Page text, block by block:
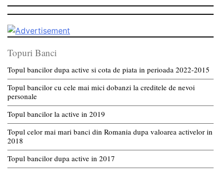
Topuri Banci
Topul bancilor dupa active si cota de piata in perioada 2022-2015
Topul bancilor cu cele mai mici dobanzi la creditele de nevoi
personale
Topul bancilor la active in 2019
Topul celor mai mari banci din Romania dupa valoarea activelor in
2018
Topul bancilor dupa active in 2017